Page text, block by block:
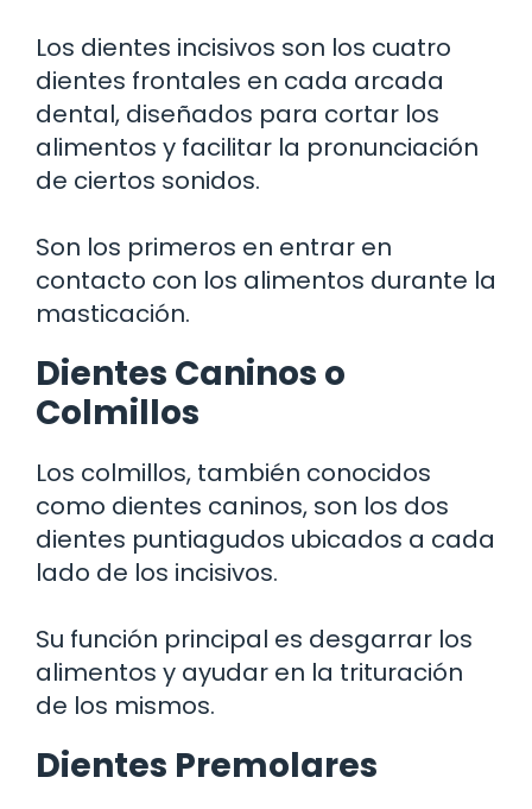
Los dientes incisivos son los cuatro
dientes frontales en cada arcada
dental, diseñados para cortar los
alimentos y facilitar la pronunciación
de ciertos sonidos.
Son los primeros en entrar en
contacto con los alimentos durante la
masticación.
Dientes Caninos o
Colmillos
Los colmillos, también conocidos
como dientes caninos, son los dos
dientes puntiagudos ubicados a cada
lado de los incisivos.
Su función principal es desgarrar los
alimentos y ayudar en la trituración
de los mismos.
Dientes Premolares